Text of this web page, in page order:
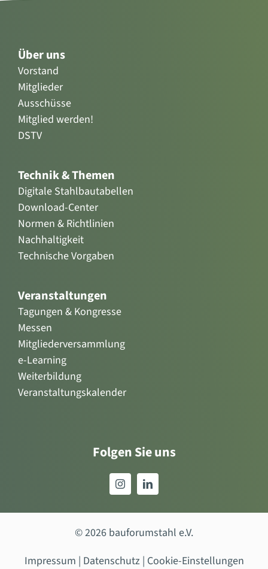
Über uns
Vorstand
Mitglieder
Ausschüsse
Mitglied werden!
DSTV
Technik & Themen
Digitale Stahlbautabellen
Download-Center
Normen & Richtlinien
Nachhaltigkeit
Technische Vorgaben
Veranstaltungen
Tagungen & Kongresse
Messen
Mitgliederversammlung
e-Learning
Weiterbildung
Veranstaltungskalender
Folgen Sie uns
© 2026 bauforumstahl e.V.
Impressum | Datenschutz| Cookie-Einstellungen